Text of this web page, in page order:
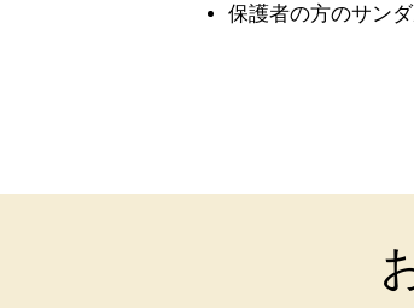
保護者の方のサン